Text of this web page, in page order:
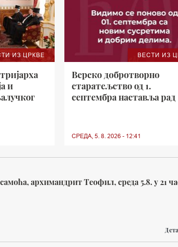
ИЗ ЦРКВЕ
и
ВЕСТИ ИЗ
Верско добротворно
старатељство од 1.
септембра наставља рад
СРЕДА, 5. 8. 2026 - 12:41
архимандрит Теофил, среда 5.8. у 21